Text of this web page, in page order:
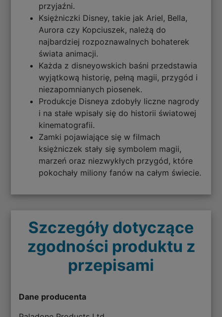
przyjaźni.
Księżniczki Disney, takie jak Ariel, Bella,
Aurora czy Kopciuszek, należą do
najbardziej rozpoznawalnych bohaterek
świata animacji.
Każda z disneyowskich baśni przedstawia
wyjątkową historię, pełną magii, przygód i
niezapomnianych piosenek.
Produkcje Disneya zdobyły liczne nagrody
i na stałe wpisały się do historii światowej
kinematografii.
Zamki pojawiające się w filmach
księżniczek stały się symbolem magii,
marzeń oraz niezwykłych przygód, które
pokochały miliony fanów na całym świecie.
Szczegóły dotyczące
zgodności produktu z
przepisami
Dane producenta